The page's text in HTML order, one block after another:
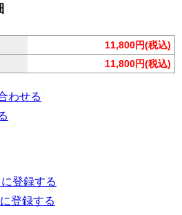
11,800円(税込)
11,800円(税込)
わせる
登録する
登録する